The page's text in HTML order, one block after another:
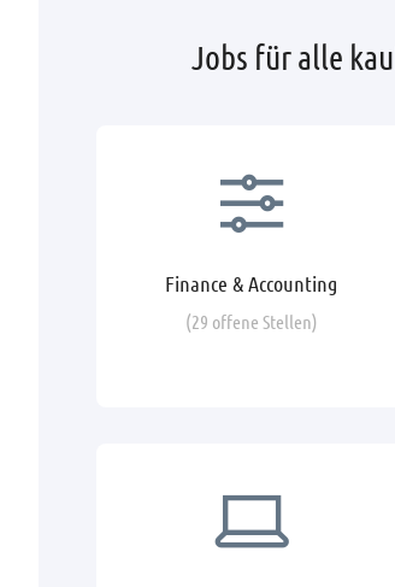
Jobs für alle
Finance & Accounting
(29 offene Stellen)